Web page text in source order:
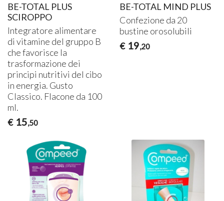
BE-TOTAL PLUS
SCIROPPO
Integratore alimentare
di vitamine del gruppo B
che favorisce la
trasformazione dei
principi nutritivi del cibo
in energia. Gusto
Classico. Flacone da 100
ml.
€ 15,50
BE-TOTAL MIND PLUS
Confezione da 20
bustine orosolubili
€ 19,20